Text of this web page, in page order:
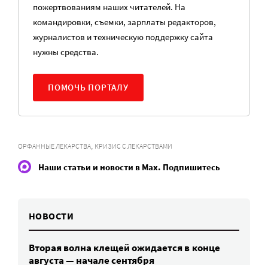
пожертвованиям наших читателей. На
командировки, съемки, зарплаты редакторов,
журналистов и техническую поддержку сайта
нужны средства.
ПОМОЧЬ ПОРТАЛУ
ОРФАННЫЕ ЛЕКАРСТВА, КРИЗИС С ЛЕКАРСТВАМИ
Наши статьи и новости в Max. Подпишитесь
НОВОСТИ
Вторая волна клещей ожидается в конце
августа — начале сентября